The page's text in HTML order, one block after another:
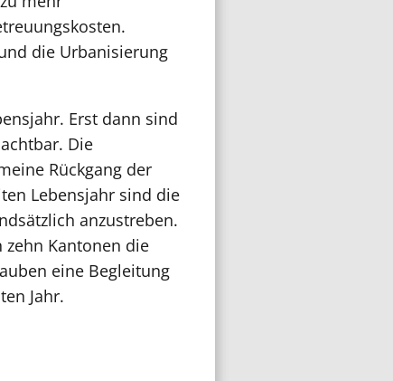
die Urbanisierung
Erst dann sind
Die
Rückgang der
Lebensjahr sind die
anzustreben.
Kantonen die
eine Begleitung
Jahr.